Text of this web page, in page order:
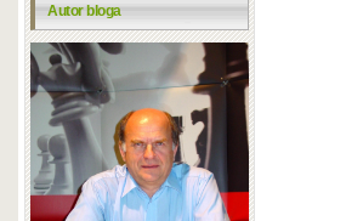
Autor bloga